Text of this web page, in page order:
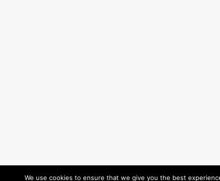
We use cookies to ensure that we give you the best